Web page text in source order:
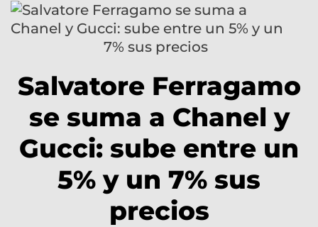
Salvatore Ferragamo
se suma a Chanel y
Gucci: sube entre un
5% y un 7% sus
precios